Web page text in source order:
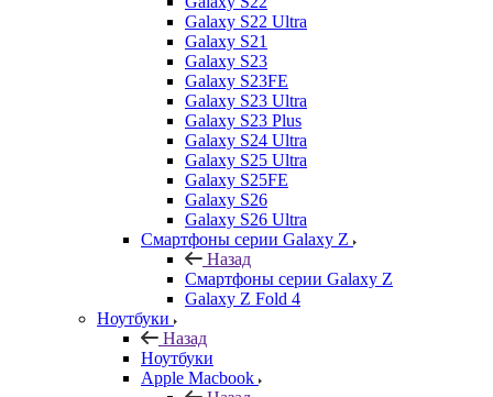
Galaxy S22 Ultra
Galaxy S21
Galaxy S23
Galaxy S23FE
Galaxy S23 Ultra
Galaxy S23 Plus
Galaxy S24 Ultra
Galaxy S25 Ultra
Galaxy S25FE
Galaxy S26
Galaxy S26 Ultra
Смартфоны серии Galaxy Z
Назад
Смартфоны серии Galaxy Z
Galaxy Z Fold 4
Ноутбуки
Назад
Ноутбуки
Apple Macbook